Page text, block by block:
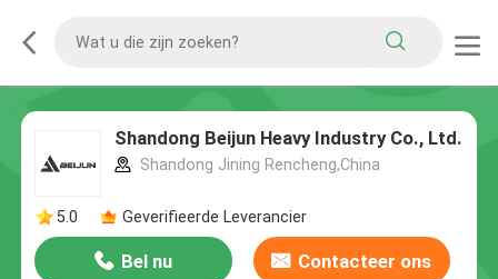
Shandong Beijun Heavy Industry Co., Ltd.
Shandong Jining Rencheng,China
5.0 Geverifieerde Leverancier
Bel nu Contacteer ons